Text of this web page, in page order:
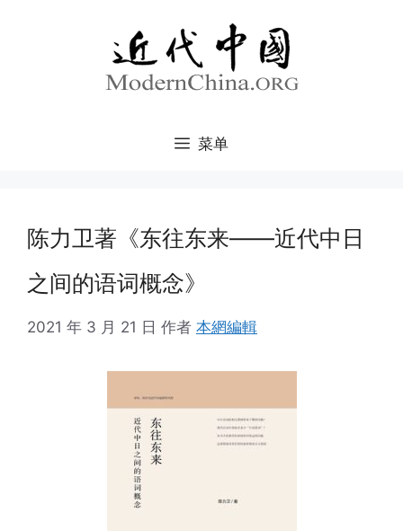
菜单
陈力卫著《东往东来——近代中日
之间的语词概念》
2021 年 3 月 21 日 作者 本網編輯